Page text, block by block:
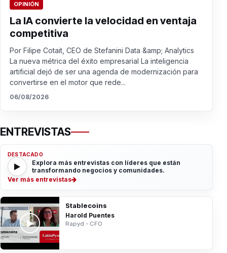
OPINIÓN
La IA convierte la velocidad en ventaja
competitiva
Por Filipe Cotait, CEO de Stefanini Data &amp; Analytics
La nueva métrica del éxito empresarial La inteligencia
artificial dejó de ser una agenda de modernización para
convertirse en el motor que rede...
06/08/2026
ENTREVISTAS
DESTACADO
Explora más entrevistas con líderes que están
transformando negocios y comunidades.
Ver más entrevistas
Stablecoins
Harold Puentes
Rapyd - CFO